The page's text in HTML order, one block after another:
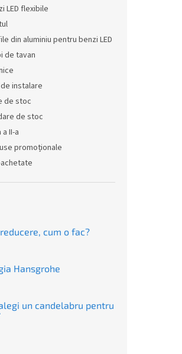
LED flexibile
din aluminiu pentru benzi LED
de tavan
instalare
de stoc
de stoc
a II-a
promoționale
cum o fac?
Hansgrohe
un candelabru pentru